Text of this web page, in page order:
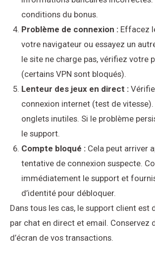
conditions du bonus.
Problème de connexion : Effacez
votre navigateur ou essayez un
le site ne charge pas, vérifiez votre
(certains VPN sont bloqués).
Lenteur des jeux en direct :
connexion internet (test de
onglets inutiles. Si le problème
le support.
Compte bloqué : Cela peut arriver
tentative de connexion suspecte.
immédiatement le support et
d’identité pour débloquer.
Dans tous les cas, le support client est
par chat en direct et email. Conservez
d’écran de vos transactions.